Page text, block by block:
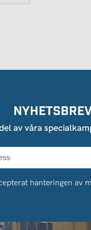
av våra
hanteringen av